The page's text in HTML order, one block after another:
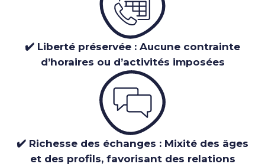
✔️ Liberté préservée : Aucune contrainte
d’horaires ou d’activités imposées
✔️ Richesse des échanges : Mixité des âges
et des profils, favorisant des relations